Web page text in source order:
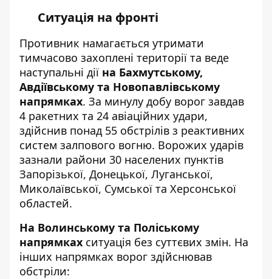
Ситуація на фронті
Противник намагається утримати
тимчасово захоплені території та веде
наступальні дії на Бахмутському,
Авдіївському та Новопавлівському
напрямках. За минулу добу ворог завдав
4 ракетних та 24 авіаційних удари,
здійснив понад 55 обстрілів з реактивних
систем залпового вогню. Ворожих ударів
зазнали райони 30 населених пунктів
Запорізької, Донецької, Луганської,
Миколаївської, Сумської та Херсонської
областей.
На Волинському та Поліському
напрямках ситуація без суттєвих змін. На
інших напрямках ворог здійснював
обстріли: